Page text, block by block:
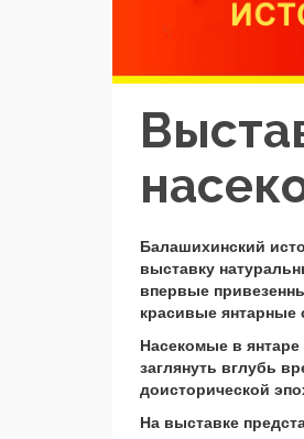
Балашихинский
выставку
впервые
красивые янтарные
Насекомые в
заглянуть вглубь
доисторической
На выставке